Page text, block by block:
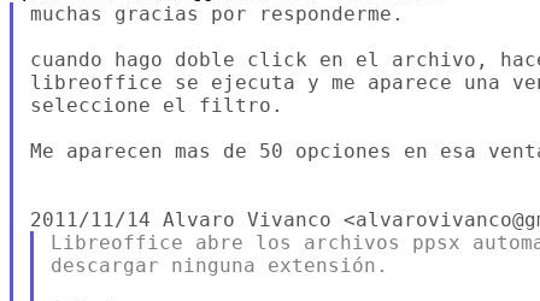
muchas gracias por responderme.
cuando hago doble click en el archivo,
libreoffice se ejecuta y me aparece una
seleccione el filtro.
Me aparecen mas de 50 opciones en esa
Libreoffice abre los archivos ppsx
descargar ninguna extensión.